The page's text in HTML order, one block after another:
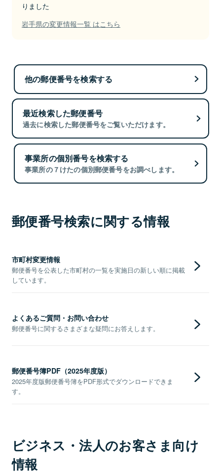
りました
岩手県の変更情報一覧 はこちら
他の郵便番号を検索する
最近検索した郵便番号
過去に検索した郵便番号をご覧いただけます。
事業所の個別番号を検索する
事業所の７けたの個別郵便番号をお調べします。
郵便番号検索に関する情報
市町村変更情報
郵便番号を公表した市町村の一覧を実施日の新しい順に掲載
しています。
よくあるご質問・お問い合わせ
郵便番号に関するさまざまな疑問にお答えします。
郵便番号簿PDF（2025年度版）
2025年度版郵便番号簿をPDF形式でダウンロードできま
す。
ビジネス・法人のお客さま向け
情報